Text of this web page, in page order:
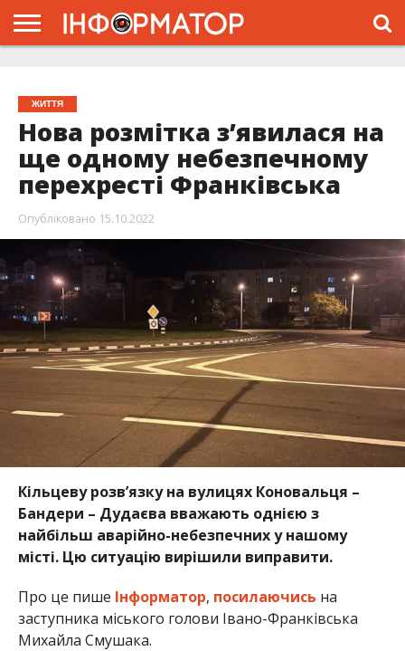
ЖИТТЯ
Нова розмітка з’явилася на
ще одному небезпечному
перехресті Франківська
Опубліковано 15.10.2022
Кільцеву розв’язку на вулицях Коновальця –
Бандери – Дудаєва вважають однією з
найбільш аварійно-небезпечних у нашому
місті. Цю ситуацію вирішили виправити.
Про це пише Інформатор, посилаючись на
заступника міського голови Івано-Франківська
Михайла Смушака.